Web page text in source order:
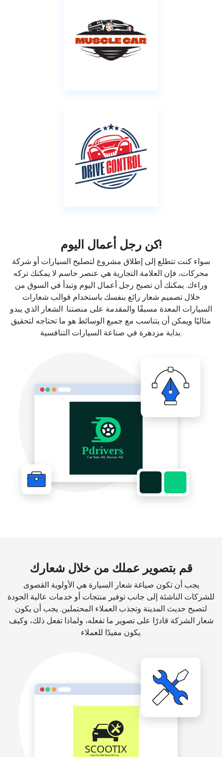
كن رجل أعمال اليوم!
سواء كنت تتطلع إلى إطلاق مشروع لتصليح السيارات أو شركة
محركات، فإن العلامة التجارية هي عنصر حاسم لا يمكنك تركه
وراءك. يمكنك أن تصبح رجل أعمال اليوم وتبدأ في السوق من
خلال تصميم شعار رائع بنفسك باستخدام قوالب شعارات
السيارات المعدة مسبقًا والمقدمة على منصتنا. الشعار الذي يبدو
مثاليًا ويمكن أن يتناسب مع جميع الوسائط هو ما تحتاجه لتحقيق
بداية مزدهرة في صناعة السيارات التنافسية.
قم بتصوير عملك من خلال شعارك
يجب أن تكون صياغة شعار السيارة هي الأولوية القصوى
للشركات الناشئة إلى جانب توفير منتجات أو خدمات عالية الجودة
لتصبح حديث المدينة وتجذب العملاء المحتملين. يجب أن يكون
شعار الشركة قادرًا على تصوير ما تفعله، ولماذا تفعل ذلك، وكيف
يكون مفيدًا للعملاء.